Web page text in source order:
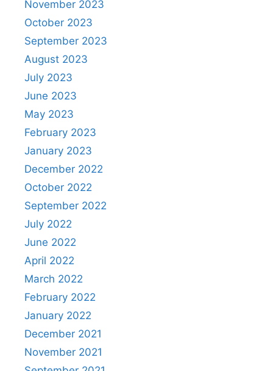
November 2023
October 2023
September 2023
August 2023
July 2023
June 2023
May 2023
February 2023
January 2023
December 2022
October 2022
September 2022
July 2022
June 2022
April 2022
March 2022
February 2022
January 2022
December 2021
November 2021